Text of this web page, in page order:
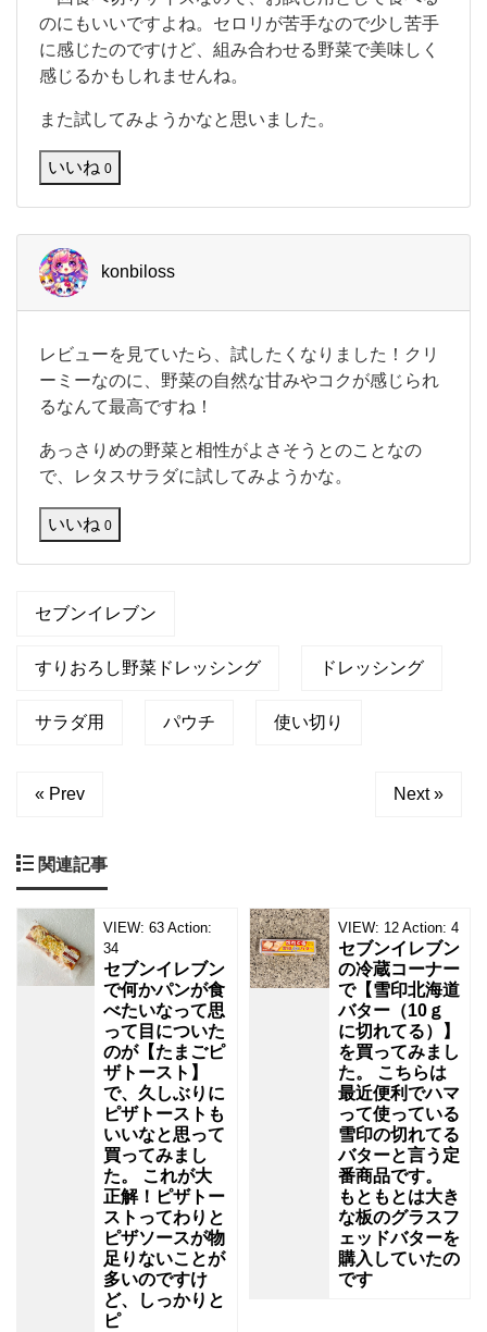
っ
て
食
て
み
ま
し
ド
レ
ッ
シ
で
も
野
が
摂
れ
て
す
のにもいいですよね。セロリが苦手なので少し苦手
に感じたのですけど、組み合わせる野菜で美味しく
感じるかもしれませんね。
また試してみようかなと思いました。
いいね 0
konbiloss
レ
ー
見
て
た
ら
た
な
り
し
ク
ー
な
の
に
、
レビューを見ていたら、試したくなりました！クリ
ーミーなのに、野菜の自然な甘みやコクが感じられ
るなんて最高ですね！
あっさりめの野菜と相性がよさそうとのことなの
で、レタスサラダに試してみようかな。
いいね 0
セブンイレブン
すりおろし野菜ドレッシング ドレッシング
サラダ用 パウチ 使い切り
« Prev Next »
関連記事
VIEW: 63 Action:
34
セブンイレブン
で何かパンが食
べたいなって思
って目についた
のが【たまごピ
ザトースト】
で、久しぶりに
ピザトーストも
いいなと思って
買ってみまし
た。 これが大
正解！ピザトー
ストってわりと
ピザソースが物
足りないことが
多いのですけ
ど、しっかりと
ピ
VIEW: 12 Action: 4
セブンイレブン
の冷蔵コーナー
で【雪印北海道
バター（10ｇ
に切れてる）】
を買ってみまし
た。 こちらは
最近便利でハマ
って使っている
雪印の切れてる
バターと言う定
番商品です。
もともとは大き
な板のグラスフ
ェッドバターを
購入していたの
です